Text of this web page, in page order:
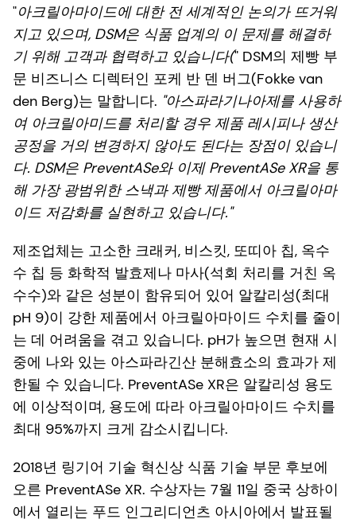
"아크릴아마이드에 대한 전 세계적인 논의가 뜨거워
지고 있으며, DSM은 식품 업계의 이 문제를 해결하
기 위해 고객과 협력하고 있습니다(" DSM의 제빵 부
문 비즈니스 디렉터인 포케 반 덴 버그(Fokke van
den Berg)는 말합니다. "아스파라기나아제를 사용하
여 아크릴아미드를 처리할 경우 제품 레시피나 생산
공정을 거의 변경하지 않아도 된다는 장점이 있습니
다. DSM은 PreventASe와 이제 PreventASe XR을 통
해 가장 광범위한 스낵과 제빵 제품에서 아크릴아마
이드 저감화를 실현하고 있습니다."
제조업체는 고소한 크래커, 비스킷, 또띠아 칩, 옥수
수 칩 등 화학적 발효제나 마사(석회 처리를 거친 옥
수수)와 같은 성분이 함유되어 있어 알칼리성(최대
pH 9)이 강한 제품에서 아크릴아마이드 수치를 줄이
는 데 어려움을 겪고 있습니다. pH가 높으면 현재 시
중에 나와 있는 아스파라긴산 분해효소의 효과가 제
한될 수 있습니다. PreventASe XR은 알칼리성 용도
에 이상적이며, 용도에 따라 아크릴아마이드 수치를
최대 95%까지 크게 감소시킵니다.
2018년 링기어 기술 혁신상 식품 기술 부문 후보에
오른 PreventASe XR. 수상자는 7월 11일 중국 상하이
에서 열리는 푸드 인그리디언츠 아시아에서 발표될